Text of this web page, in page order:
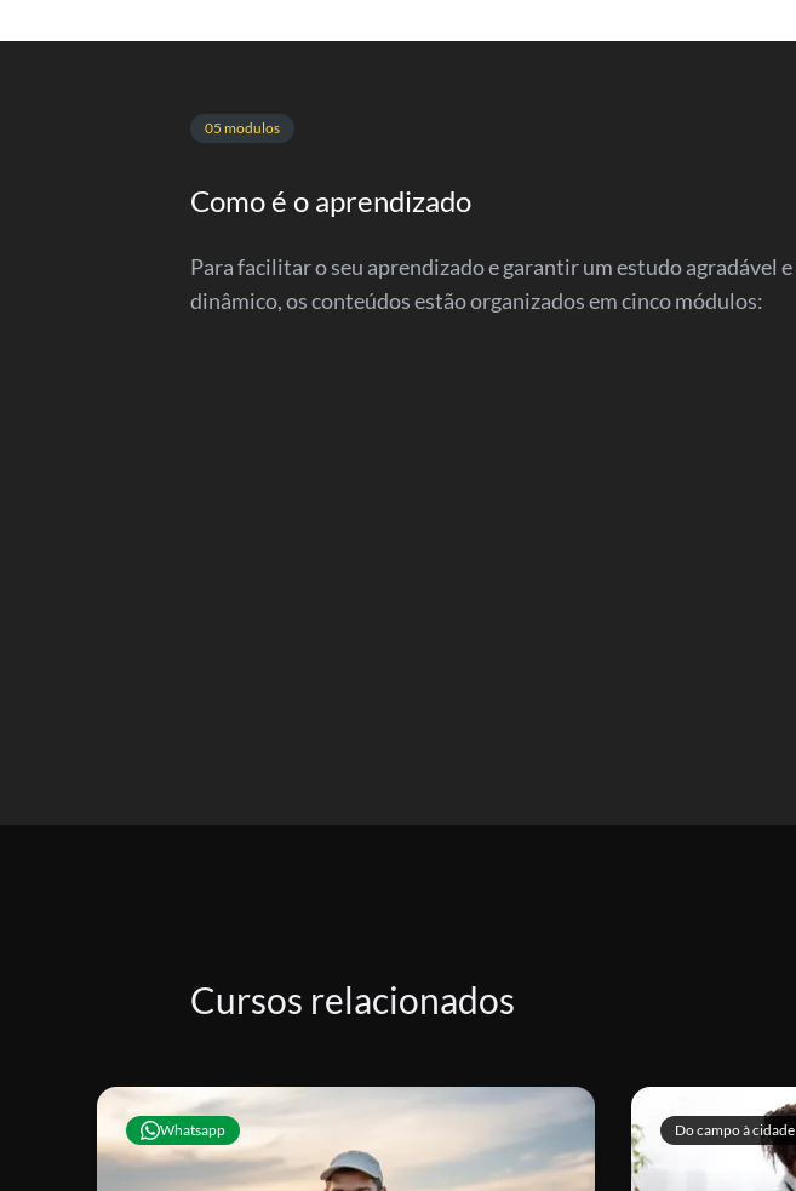
05 modulos
Como é o aprendizado
Para facilitar o seu aprendizado e garantir um estudo agradável e
dinâmico, os conteúdos estão organizados em cinco módulos:
Cursos relacionados
Whatsapp Do campo à cidade